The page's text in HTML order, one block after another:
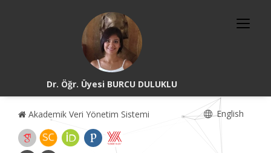
Dr. Öğr. Üyesi BURCU DULUKLU
Akademik Veri Yönetim Sistemi English